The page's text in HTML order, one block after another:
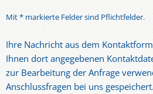
Mit * markierte Felder sind Pflichtfelder.
Ihre Nachricht aus dem
Ihnen dort angegebenen
zur Bearbeitung der Anfrage
Anschlussfragen bei uns